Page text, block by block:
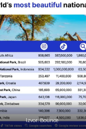
Izvor: Bounce